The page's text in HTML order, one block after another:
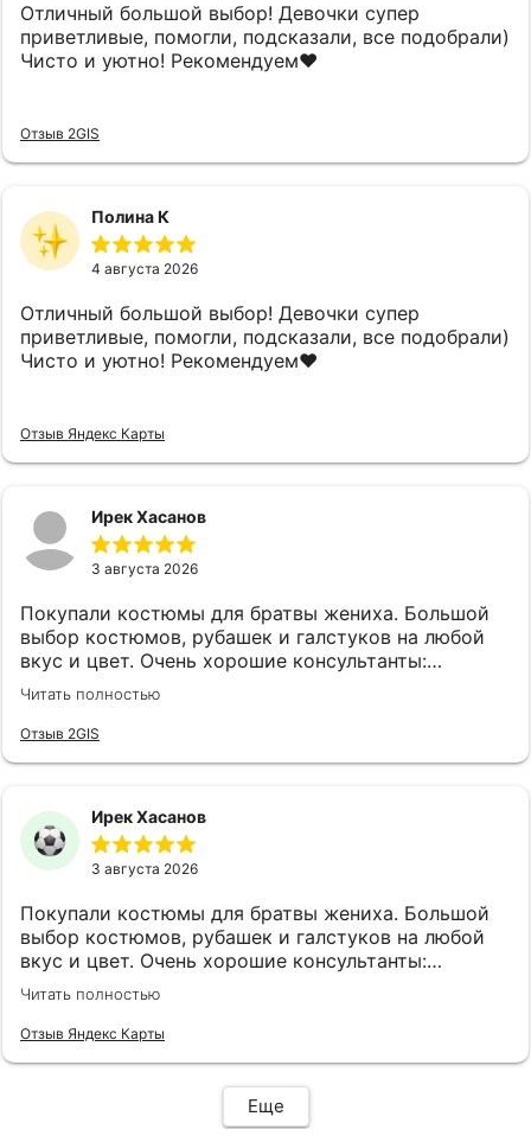
Отличный большой выбор! Девочки супер
приветливые, помогли, подсказали, все подобрали)
Чисто и уютно! Рекомендуем❤️
Отзыв 2GIS
Полина К
4 августа 2026
Отличный большой выбор! Девочки супер
приветливые, помогли, подсказали, все подобрали)
Чисто и уютно! Рекомендуем❤️
Отзыв Яндекс Карты
Ирек Хасанов
3 августа 2026
Покупали костюмы для братвы жениха. Большой
выбор костюмов, рубашек и галстуков на любой
вкус и цвет. Очень хорошие консультанты:
клиентоориентированы, эмпатичны, симпатичны, с
хорошим вкусом. Огромная благодарность
консультантам Анне и Ляле! Также наливают чай,
Читать полностью
Отзыв 2GIS
Ирек Хасанов
3 августа 2026
Покупали костюмы для братвы жениха. Большой
выбор костюмов, рубашек и галстуков на любой
вкус и цвет. Очень хорошие консультанты:
клиентоориентированы, эмпатичны, симпатичны, с
хорошим вкусом. Огромная благодарность
консультантам Анне и Ляле! Также наливают чай,
Читать полностью
Отзыв Яндекс Карты
Еще